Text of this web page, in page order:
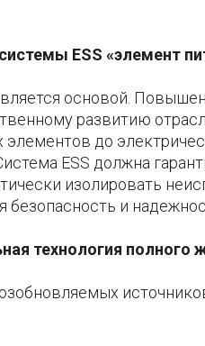
ESS «элемент
основой.
развитию
до
ESS должна
изолировать
безопасность и
технология полного